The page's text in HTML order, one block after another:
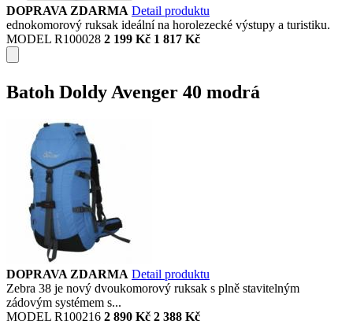
DOPRAVA ZDARMA Detail produktu
ednokomorový ruksak ideální na horolezecké výstupy a turistiku.
MODEL R100028 2 199 Kč 1 817 Kč
Batoh Doldy Avenger 40 modrá
DOPRAVA ZDARMA Detail produktu
Zebra 38 je nový dvoukomorový ruksak s plně stavitelným
zádovým systémem s...
MODEL R100216 2 890 Kč 2 388 Kč